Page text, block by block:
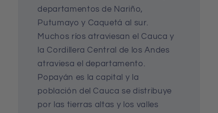
departamentos de Nariño,
Putumayo y Caquetá al sur.
Muchos ríos atraviesan el Cauca y
la Cordillera Central de los Andes
atraviesa el departamento.
Popayán es la capital y la
población del Cauca se distribuye
por las tierras altas y los valles